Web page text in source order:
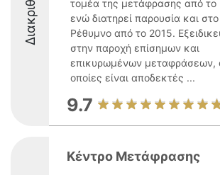
τομέα της μετάφρασης από το
ενώ διατηρεί παρουσία και στο
Ρέθυμνο από το 2015.
στην παροχή επίσημων και
επικυρωμένων μεταφράσεων,
οποίες είναι αποδεκτές ...
9.7
Κέντρο Μετάφρασης